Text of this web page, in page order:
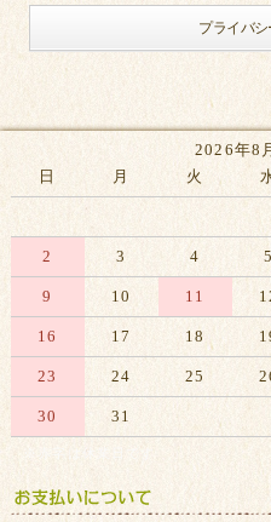
プライバ
2026年8
日
月 火
2 3 4 5
9 10 11
16 17 18
23 24 25
30 31
※赤字は休業日です